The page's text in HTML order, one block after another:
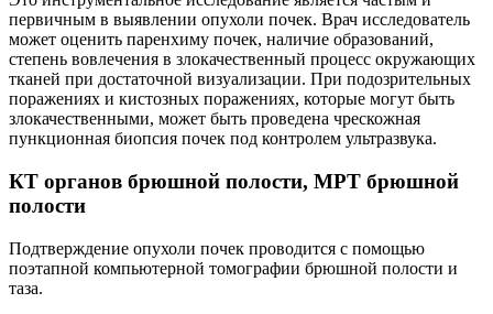
первичным в выявлении опухоли почек. Врач исследователь
может оценить паренхиму почек, наличие образований,
степень вовлечения в злокачественный процесс окружающих
тканей при достаточной визуализации. При подозрительных
поражениях и кистозных поражениях, которые могут быть
злокачественными, может быть проведена чрескожная
пункционная биопсия почек под контролем ультразвука.
КТ органов брюшной полости, МРТ брюшной
полости
Подтверждение опухоли почек проводится с помощью
поэтапной компьютерной томографии брюшной полости и
таза.